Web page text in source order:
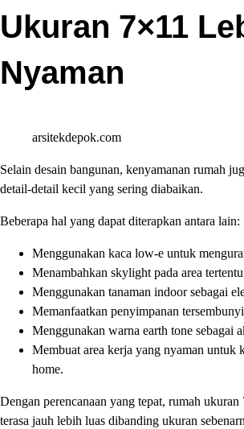
Ukuran 7×11
Nyaman
arsitekdepok.com
Selain desain bangunan, kenyamanan rumah
detail-detail kecil yang sering diabaikan.
Beberapa hal yang dapat diterapkan antara lain:
Menggunakan kaca low-e untuk
Menambahkan skylight pada area
Menggunakan tanaman indoor sebagai
Memanfaatkan penyimpanan
Menggunakan warna earth tone sebagai
Membuat area kerja yang nyaman untuk
home.
Dengan perencanaan yang tepat, rumah ukuran
terasa jauh lebih luas dibanding ukuran